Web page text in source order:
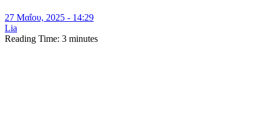
27 Μαΐου, 2025 - 14:29
Lia
Reading Time: 3 minutes